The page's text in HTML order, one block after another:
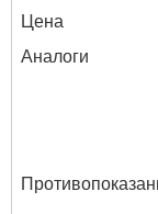
Цена
Аналоги